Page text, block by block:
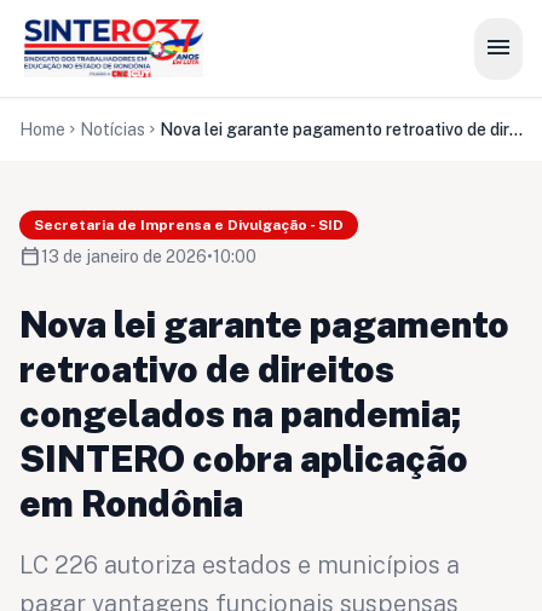
menu
Home chevron_right Notícias chevron_right Nova lei garante pagamento retroativo de direitos congelados na pandemia; SINTERO cobra aplicação em Rondônia
Secretaria de Imprensa e Divulgação - SID
calendar_today13 de janeiro de 2026•10:00
Nova lei garante pagamento
retroativo de direitos
congelados na pandemia;
SINTERO cobra aplicação
em Rondônia
LC 226 autoriza estados e municípios a
pagar vantagens funcionais suspensas